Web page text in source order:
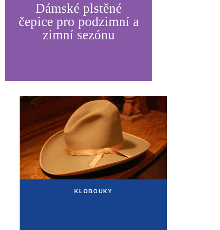
Dámské plstěné
čepice pro podzimní a
zimní sezónu
KLOBOUKY